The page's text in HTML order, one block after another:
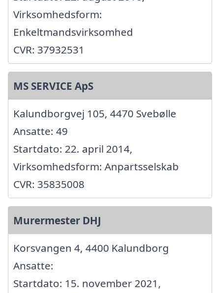
Virksomhedsform:
Enkeltmandsvirksomhed
CVR: 37932531
MS SERVICE ApS
Kalundborgvej 105, 4470 Svebølle
Ansatte: 49
Startdato: 22. april 2014,
Virksomhedsform: Anpartsselskab
CVR: 35835008
Murermester DHJ
Korsvangen 4, 4400 Kalundborg
Ansatte:
Startdato: 15. november 2021,